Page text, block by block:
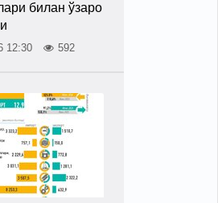
билан ўзаро
12:30 592